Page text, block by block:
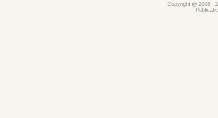
Copyright @ 2008 -